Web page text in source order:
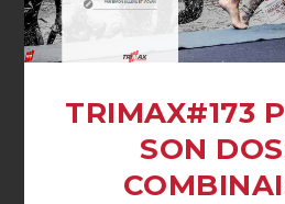
TRIMAX#173
SON